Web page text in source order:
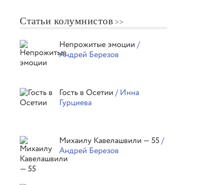
Статьи колумнистов
Непрожитые эмоции/
Андрей Березов
Гость в Осетии/ Инна
Гурциева
Михаилу Кавелашвили — 55/
Андрей Березов